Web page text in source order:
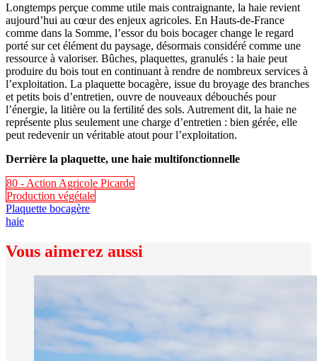
Longtemps perçue comme utile mais contraignante, la haie revient
aujourd’hui au cœur des enjeux agricoles. En Hauts-de-France
comme dans la Somme, l’essor du bois bocager change le regard
porté sur cet élément du paysage, désormais considéré comme une
ressource à valoriser. Bûches, plaquettes, granulés : la haie peut
produire du bois tout en continuant à rendre de nombreux services à
l’exploitation. La plaquette bocagère, issue du broyage des branches
et petits bois d’entretien, ouvre de nouveaux débouchés pour
l’énergie, la litière ou la fertilité des sols. Autrement dit, la haie ne
représente plus seulement une charge d’entretien : bien gérée, elle
peut redevenir un véritable atout pour l’exploitation.
Derrière la plaquette, une haie multifonctionnelle
80 - Action Agricole Picarde
Production végétale
Plaquette bocagère
haie
Vous aimerez aussi